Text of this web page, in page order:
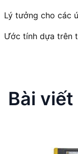
Lý tưởng cho các
Ước tính dựa trên
Bài